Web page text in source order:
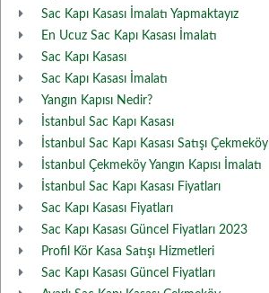
Sac Kapı Kasası İmalatı Yapmaktayız
En Ucuz Sac Kapı Kasası İmalatı
Sac Kapı Kasası
Sac Kapı Kasası İmalatı
Yangın Kapısı Nedir?
İstanbul Sac Kapı Kasası
İstanbul Sac Kapı Kasası Satışı Çekmeköy
İstanbul Çekmeköy Yangın Kapısı İmalatı
İstanbul Sac Kapı Kasası Fiyatları
Sac Kapı Kasası Fiyatları
Sac Kapı Kasası Güncel Fiyatları 2023
Profil Kör Kasa Satışı Hizmetleri
Sac Kapı Kasası Güncel Fiyatları